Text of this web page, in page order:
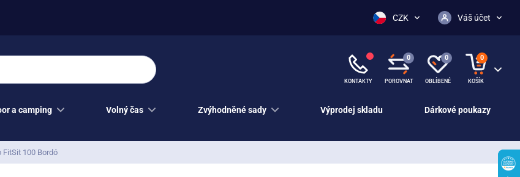
CZK Váš účet
KONTAKTY
0
POROVNAT
0
OBLÍBENÉ
0
KOŠÍK
a camping Volný čas Zvýhodněné sady Výprodej skladu Dárkové poukazy
FitSit 100 Bordó